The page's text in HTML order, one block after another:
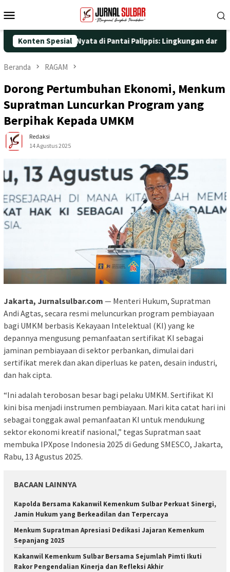
ke
Mobile
Konten Spesial
Aksi Nyata di Pantai Palippis: Lingkungan dan Kesehatan
Beranda RAGAM
Dorong Pertumbuhan Ekonomi, Menkum
Supratman Luncurkan Program yang
Berpihak Kepada UMKM
Redaksi
14 Agustus 2025
Jakarta, Jurnalsulbar.com — Menteri Hukum, Supratman
Andi Agtas, secara resmi meluncurkan program pembiayaan
bagi UMKM berbasis Kekayaan Intelektual (KI) yang ke
depannya mengusung pemanfaatan sertifikat KI sebagai
jaminan pembiayaan di sektor perbankan, dimulai dari
sertifikat merek dan akan diperluas ke paten, desain industri,
dan hak cipta.
“Ini adalah terobosan besar bagi pelaku UMKM. Sertifikat KI
kini bisa menjadi instrumen pembiayaan. Mari kita catat hari ini
sebagai tonggak awal pemanfaatan KI untuk mendukung
sektor ekonomi kreatif nasional,” tegas Supratman saat
membuka IPXpose Indonesia 2025 di Gedung SMESCO, Jakarta,
Rabu, 13 Agustus 2025.
BACAAN LAINNYA
Kapolda Bersama Kakanwil Kemenkum Sulbar Perkuat Sinergi,
Jamin Hukum yang Berkeadilan dan Terpercaya
Menkum Supratman Apresiasi Dedikasi Jajaran Kemenkum
Sepanjang 2025
Kakanwil Kemenkum Sulbar Bersama Sejumlah Pimti Ikuti
Rakor Pengendalian Kinerja dan Refleksi Akhir